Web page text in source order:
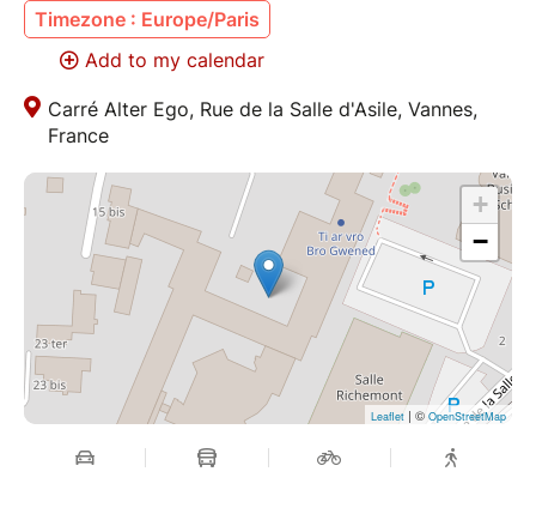
Timezone : Europe/Paris
Add to my calendar
Carré Alter Ego, Rue de la Salle d'Asile, Vannes,
France
+
−
Leaflet | © OpenStreetMap